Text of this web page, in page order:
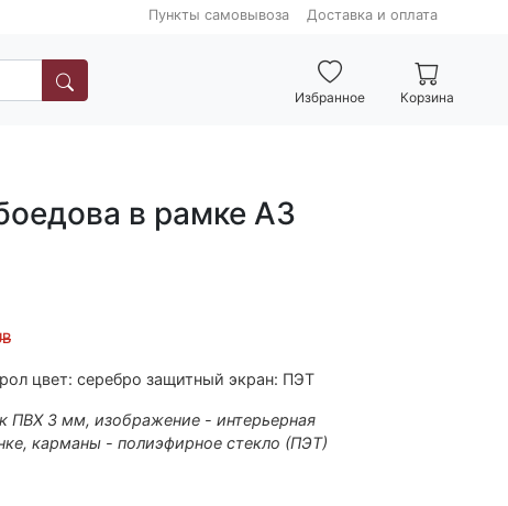
Пункты самовывоза Доставка и оплата
Избранное Корзина
в рамке А3
цвет: серебро защитный экран: ПЭТ
ПВХ 3 мм, изображение - интерьерная
карманы - полиэфирное стекло (ПЭТ)